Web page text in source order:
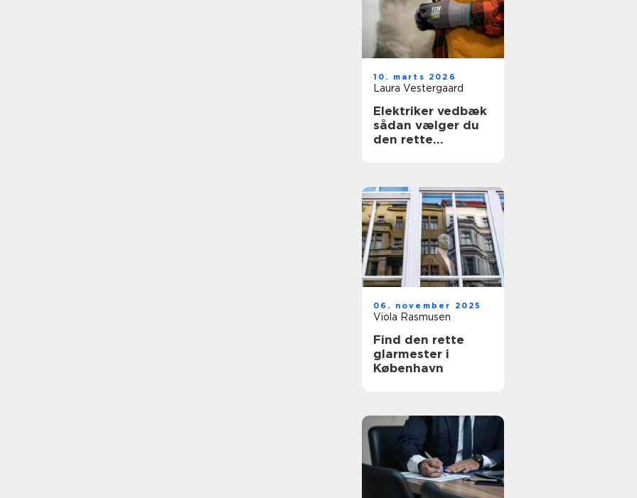
10. marts 2026
Laura Vestergaard
Elektriker vedbæk
sådan vælger du
den rette
06. november 2025
Viola Rasmusen
Find den rette
glarmester i
København